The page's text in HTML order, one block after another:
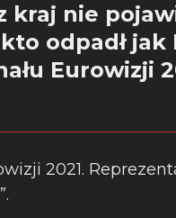
kraj nie
odpadł
Eurowizji
2021.